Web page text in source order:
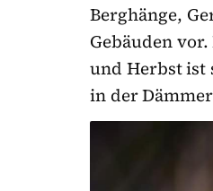
Berghänge,
Gebäuden
und Herbst ist
in der